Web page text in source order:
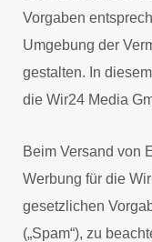
Vorgaben
Umgebung der
gestalten. In
die Wir24 Media
Beim Versand von
Werbung für die
gesetzlichen
(„Spam“), zu